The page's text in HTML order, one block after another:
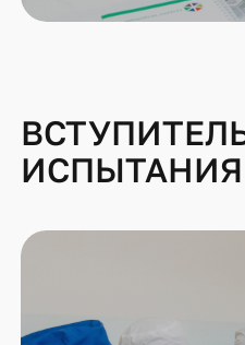
ИСПЫТАНИЯ